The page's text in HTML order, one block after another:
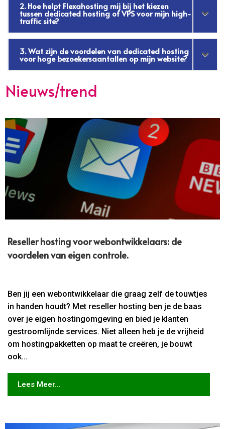
2. Hoe helpt Flexahosting mij bij het kiezen
tussen dedicated hosting of VPS voor mijn high-
traffic site?
3. Wat zijn de voordelen van dedicated hosting
voor hoge bezoekersaantallen op mijn website?
Nieuws/trend
Reseller hosting voor webontwikkelaars: de
voordelen van eigen controle.​
Ben jij een webontwikkelaar die graag zelf de touwtjes
in handen houdt? Met reseller hosting ben je de baas
over je eigen hostingomgeving en bied je klanten
gestroomlijnde services. Niet alleen heb je de vrijheid
om hostingpakketten op maat te creëren, je bouwt
ook...
Lees Meer...